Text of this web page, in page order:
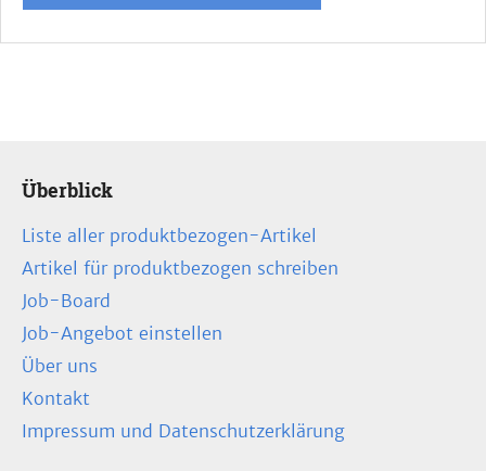
Überblick
Liste aller produktbezogen-Artikel
Artikel für produktbezogen schreiben
Job-Board
Job-Angebot einstellen
Über uns
Kontakt
Impressum und Datenschutzerklärung